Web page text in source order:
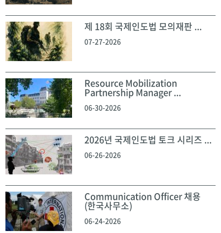
제 18회 국제인도법 모의재판 ...
07-27-2026
Resource Mobilization
Partnership Manager ...
06-30-2026
2026년 국제인도법 토크 시리즈 ...
06-26-2026
Communication Officer 채용
(한국사무소)
06-24-2026